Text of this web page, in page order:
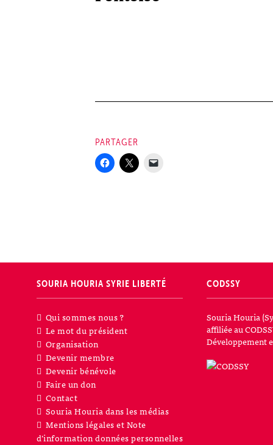
PARTAGER
SOURIA HOURIA SYRIE LIBERTÉ
Qui sommes nous ?
Le mot du président
Organisation
Devenir membre
Devenir bénévole
Faire un don
Contact
Souria Houria dans les médias
Mentions légales et Note
d’information données personnelles
CODSSY
Souria Houria
affiliée au
Développement